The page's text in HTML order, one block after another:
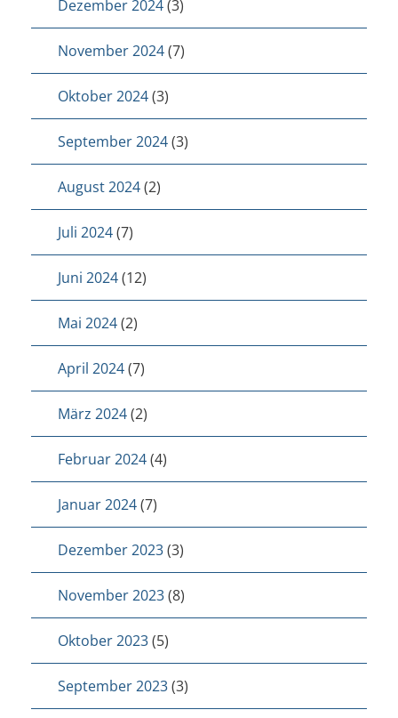
Dezember 2024(3)
November 2024(7)
Oktober 2024(3)
September 2024(3)
August 2024(2)
Juli 2024(7)
Juni 2024(12)
Mai 2024(2)
April 2024(7)
März 2024(2)
Februar 2024(4)
Januar 2024(7)
Dezember 2023(3)
November 2023(8)
Oktober 2023(5)
September 2023(3)